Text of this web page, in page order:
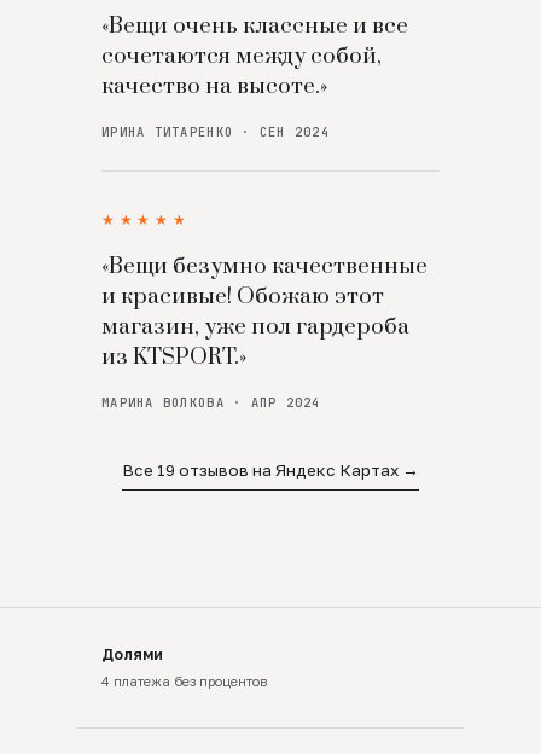
«Вещи очень классные и все
сочетаются между собой,
качество на высоте.»
ИРИНА ТИТАРЕНКО · СЕН 2024
★★★★★
«Вещи безумно качественные
и красивые! Обожаю этот
магазин, уже пол гардероба
из KTSPORT.»
МАРИНА ВОЛКОВА · АПР 2024
Все 19 отзывов на Яндекс Картах →
Долями
4 платежа без процентов